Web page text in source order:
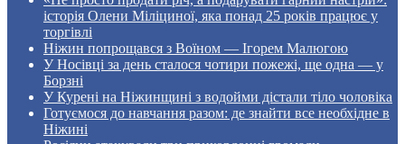
історія Олени Міліциної, яка понад 25 років працює у
торгівлі
Ніжин попрощався з Воїном — Ігорем Малюгою
У Носівці за день сталося чотири пожежі, ще одна — у
Борзні
У Курені на Ніжинщині з водойми дістали тіло чоловіка
Готуємося до навчання разом: де знайти все необхідне в
Ніжині